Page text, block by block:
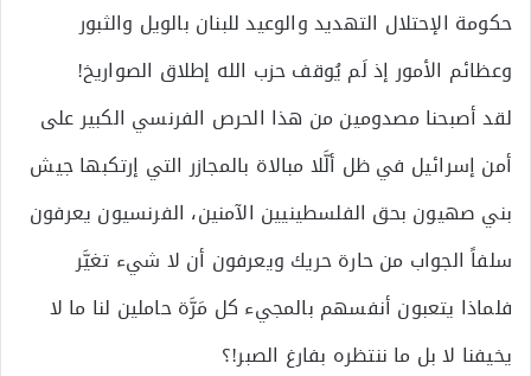
حكومة الإحتلال التهديد والوعيد للبنان بالويل والثبور
وعظائم الأمور إذ لَم يُوقف حزب الله إطلاق الصواريخ!
لقد أصبحنا مصدومين من هذا الحرص الفرنسي الكبير على
أمن إسرائيل في ظل ألَّلا مبالاة بالمجازر التي إرتكبها جيش
بني صهيون بحق الفلسطينيين الآمنين، الفرنسيون يعرفون
سلفاً الجواب من حارة حريك ويعرفون أن لا شيء تغيَّر
فلماذا يتعبون أنفسهم بالمجيء كل مَرَّة حاملين لنا ما لا
يخيفنا لا بل ما ننتظره بفارغ الصبر!؟